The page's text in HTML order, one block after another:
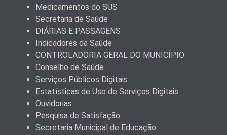
Medicamentos do SUS
Secretaria de Saúde
DIÁRIAS E PASSAGENS
Indicadores da Saúde
CONTROLADORIA GERAL DO MUNICÍPIO
Conselho de Saúde
Serviços Públicos Digitais
Estatísticas de Uso de Serviços Digitais
Ouvidorias
Pesquisa de Satisfação
Secretaria Municipal de Educação